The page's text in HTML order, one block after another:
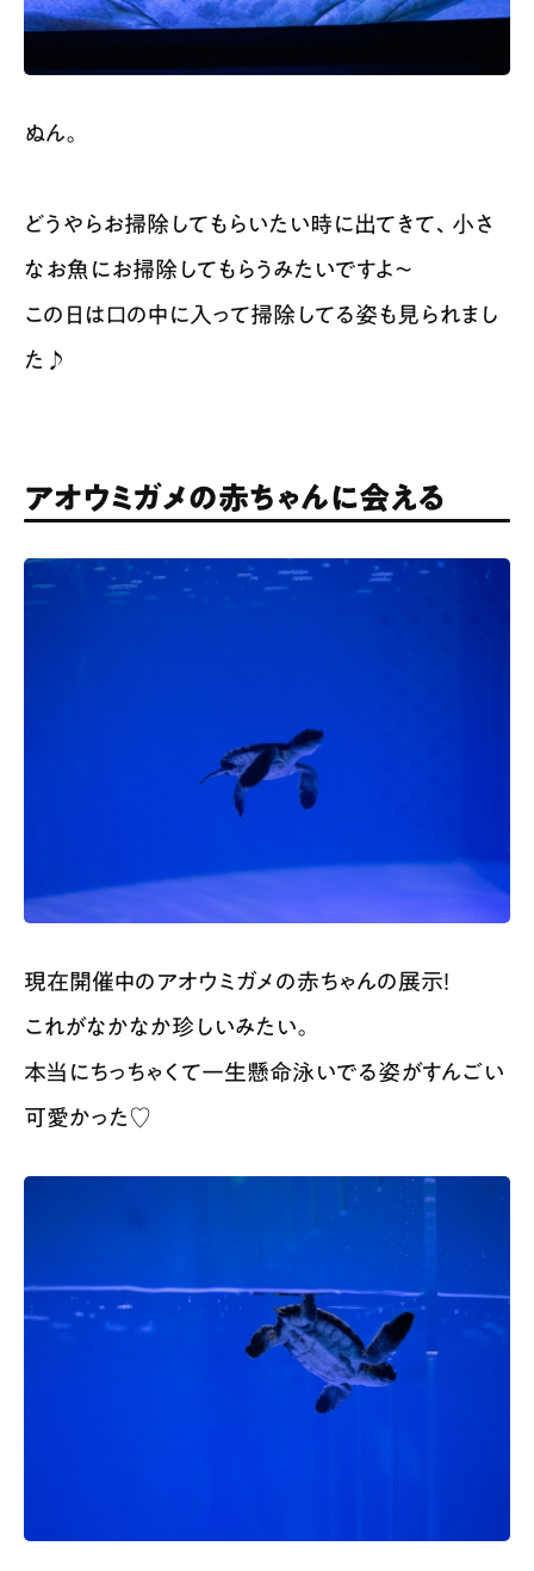
ぬん。
どうやらお掃除してもらいたい時に出てきて、小さ
なお魚にお掃除してもらうみたいですよ〜
この日は口の中に入って掃除してる姿も見られまし
た♪
アオウミガメの赤ちゃんに会える
現在開催中のアオウミガメの赤ちゃんの展示！
これがなかなか珍しいみたい。
本当にちっちゃくて一生懸命泳いでる姿がすんごい
可愛かった♡